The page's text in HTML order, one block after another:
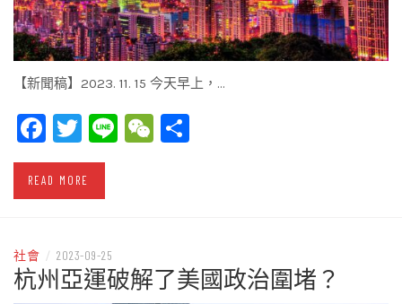
【新聞稿】2023. 11. 15 今天早上，…
Facebook
Twitter
LineWeChat
READ MORE
社會 / 2023-09-25
杭州亞運破解了美國政治圍堵？